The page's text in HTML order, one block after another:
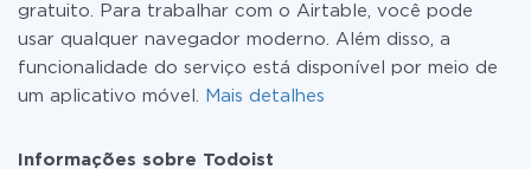
gratuito. Para trabalhar com o Airtable, você pode
usar qualquer navegador moderno. Além disso, a
funcionalidade do serviço está disponível por meio de
um aplicativo móvel.
Mais detalhes
Informações sobre Todoist